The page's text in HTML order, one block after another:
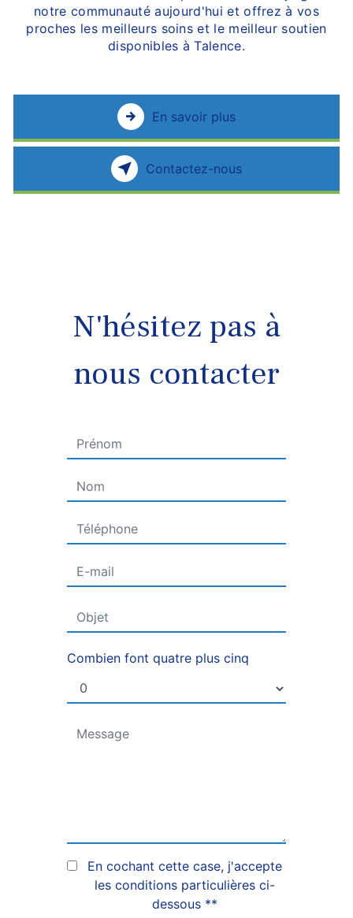
notre communauté aujourd'hui et offrez à vos
proches les meilleurs soins et le meilleur soutien
disponibles à Talence.
En savoir plus
Contactez-nous
N'hésitez pas à
nous contacter
Combien font quatre plus cinq
En cochant cette case, j'accepte
les conditions particulières ci-
dessous **